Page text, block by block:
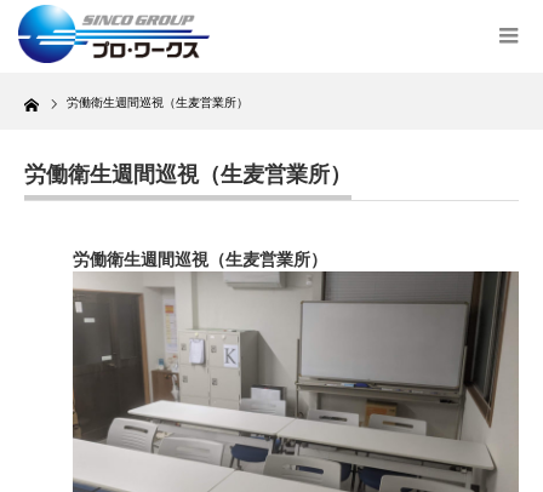
Home 労働衛生週間巡視（生麦営業所）
労働衛生週間巡視（生麦営業所）
労働衛生週間巡視（生麦営業所）